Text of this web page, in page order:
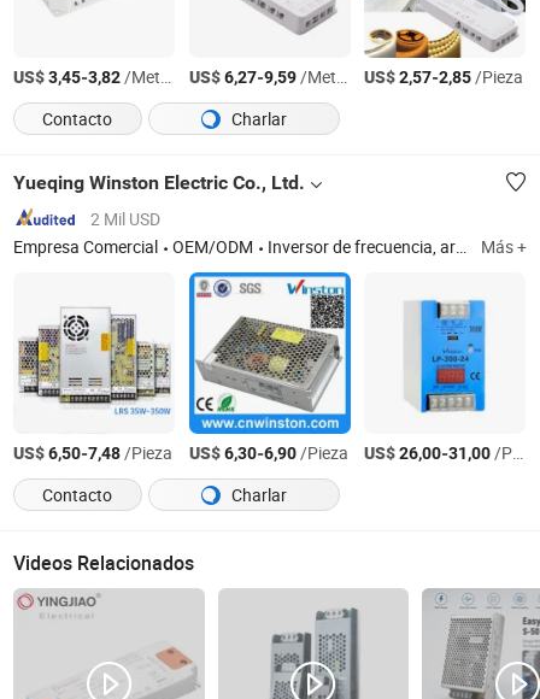
US$3,45-3,82/Metro US$6,27-9,59/Metro US$2,57-2,85/Pieza
Contacto
Charlar
Yueqing Winston Electric Co., Ltd.
2 Mil USD
Empresa Comercial
OEM/ODM Inversor de frecuencia, arrancador suave de motor, fuente de alimentación conmutada, transformador, interruptor de proximidad, contactor, relé, contador, temporizador, termostato, calentador, caja impermeable, protector de corriente y voltaje, productos para el hogar inteligente, luz de advertencia, sirena de motor Más +
US$6,50-7,48/Pieza US$6,30-6,90/Pieza US$26,00-31,00/Pieza
Contacto
Charlar
Videos Relacionados